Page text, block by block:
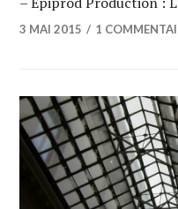
3 MAI 2015 1